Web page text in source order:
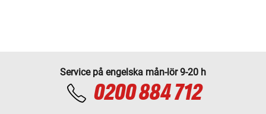
Service på engelska mån-lör 9-20 h
0200 884 712